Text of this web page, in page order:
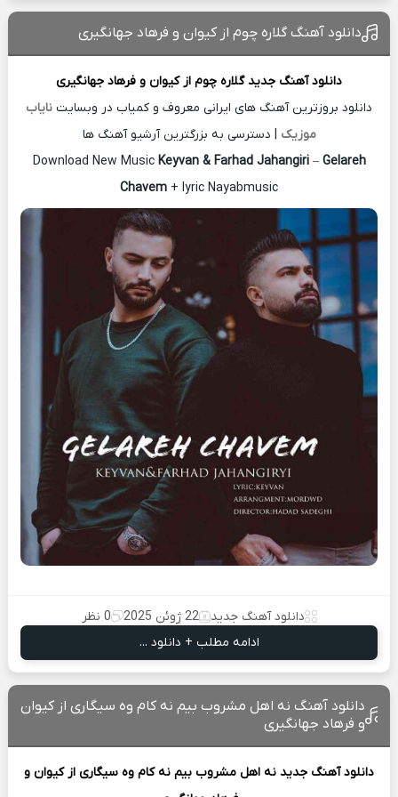
دانلود آهنگ گلاره چوم از کیوان و فرهاد جهانگیری
دانلود آهنگ جدیدگلاره چوم ازکیوان و فرهاد جهانگیری
دانلود بروزترین آهنگ های ایرانی معروف و کمیاب در وبسایت نایاب
موزیک | دسترسی به بزرگترین آرشیو آهنگ ها
Download New Music Keyvan & Farhad Jahangiri– Gelareh
Chavem + lyric Nayabmusic
دانلود آهنگ جدید 22 ژوئن 2025
0 نظر
ادامه مطلب + دانلود ...
دانلود آهنگ نه اهل مشروب بیم نه کام وه سیگاری از کیوان
و فرهاد جهانگیری
دانلود آهنگ جدید نه اهل مشروب بیم نه کام وه سیگاری ازکیوان و